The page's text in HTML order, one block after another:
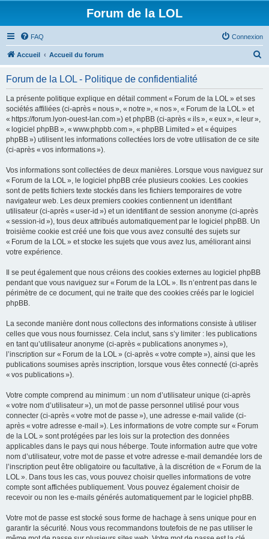
Forum de la LOL
FAQ Connexion
Accueil Accueil du forum
e
Forum de la LOL - Politique de confidentialité
La présente politique explique en détail comment « Forum de la LOL » et ses
sociétés affiliées (ci-après « nous », « notre », « nos », « Forum de la LOL » et
« https://forum.lyon-ouest-lan.com ») et phpBB (ci-après « ils », « eux », « leur »,
« logiciel phpBB », « www.phpbb.com », « phpBB Limited » et « équipes
phpBB ») utilisent les informations collectées lors de votre utilisation de ce site
(ci-après « vos informations »).
Vos informations sont collectées de deux manières. Lorsque vous naviguez sur
« Forum de la LOL », le logiciel phpBB crée plusieurs cookies. Les cookies
sont de petits fichiers texte stockés dans les fichiers temporaires de votre
navigateur web. Les deux premiers cookies contiennent un identifiant
utilisateur (ci-après « user-id ») et un identifiant de session anonyme (ci-après
« session-id »), tous deux attribués automatiquement par le logiciel phpBB. Un
troisième cookie est créé une fois que vous avez consulté des sujets sur
« Forum de la LOL » et stocke les sujets que vous avez lus, améliorant ainsi
votre expérience.
Il se peut également que nous créions des cookies externes au logiciel phpBB
pendant que vous naviguez sur « Forum de la LOL ». Ils n’entrent pas dans le
périmètre de ce document, qui ne traite que des cookies créés par le logiciel
phpBB.
La seconde manière dont nous collectons des informations consiste à utiliser
celles que vous nous fournissez. Cela inclut, sans s’y limiter : les publications
en tant qu’utilisateur anonyme (ci-après « publications anonymes »),
l’inscription sur « Forum de la LOL » (ci-après « votre compte »), ainsi que les
publications soumises après inscription, lorsque vous êtes connecté (ci-après
« vos publications »).
Votre compte comprend au minimum : un nom d’utilisateur unique (ci-après
« votre nom d’utilisateur »), un mot de passe personnel utilisé pour vous
connecter (ci-après « votre mot de passe »), une adresse e-mail valide (ci-
après « votre adresse e-mail »). Les informations de votre compte sur « Forum
de la LOL » sont protégées par les lois sur la protection des données
applicables dans le pays qui nous héberge. Toute information autre que votre
nom d’utilisateur, votre mot de passe et votre adresse e-mail demandée lors de
l’inscription peut être obligatoire ou facultative, à la discrétion de « Forum de la
LOL ». Dans tous les cas, vous pouvez choisir quelles informations de votre
compte sont affichées publiquement. Vous pouvez également choisir de
recevoir ou non les e-mails générés automatiquement par le logiciel phpBB.
Votre mot de passe est stocké sous forme de hachage à sens unique pour en
garantir la sécurité. Nous vous recommandons toutefois de ne pas utiliser le